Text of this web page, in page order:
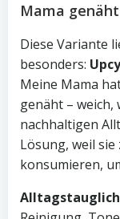
Mama genäht
Diese Variante
besonders:
Meine Mama
genäht – weich,
nachhaltigen
Lösung, weil
konsumieren,